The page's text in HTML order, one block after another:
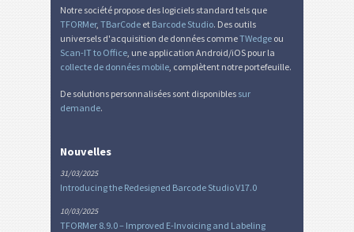
Notre société propose des logiciels standard tels que
TFORMer, TBarCode et Barcode Studio. Des outils
universels d'acquisition de données commeTWedge ou
Scan-IT to Office, une application Android/iOS pour la
collecte de données mobile, complètent notre portefeuille.
De solutions personnalisées sont disponibles sur
demande.
Nouvelles
31/03/2025
Introducing the Redesigned Barcode Studio V17.0
10/03/2025
TFORMer 8.9.0 – Improved E-Invoicing and Labeling